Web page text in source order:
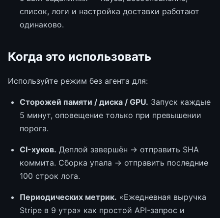
список, логи и настройка доставки работают
одинаково.
Когда это использовать
Используйте режим без агента для:
Сторожей памяти / диска / GPU. Запуск каждые
5 минут, оповещение только при превышении
порога.
CI-хуков. Деплой завершён → отправить SHA
коммита. Сборка упала → отправить последние
100 строк лога.
Периодических метрик. «Ежедневная выручка
Stripe в 9 утра» как простой API-запрос и